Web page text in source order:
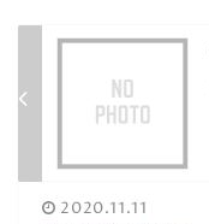
2020.11.11